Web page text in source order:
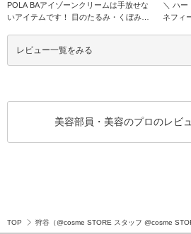
POLA BAアイゾーンクリームは手放せな
いアイテムです！ 目のたるみ・くぼみ・
＼ ハー
ネフィーク
レビュー一覧をみる
美容部員・美容のプロのレビ
TOP 狩谷（@cosme STORE スタッフ @cosme